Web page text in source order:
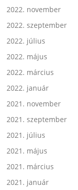
2022. november
2022. szeptember
2022. július
2022. május
2022. március
2022. január
2021. november
2021. szeptember
2021. július
2021. május
2021. március
2021. január